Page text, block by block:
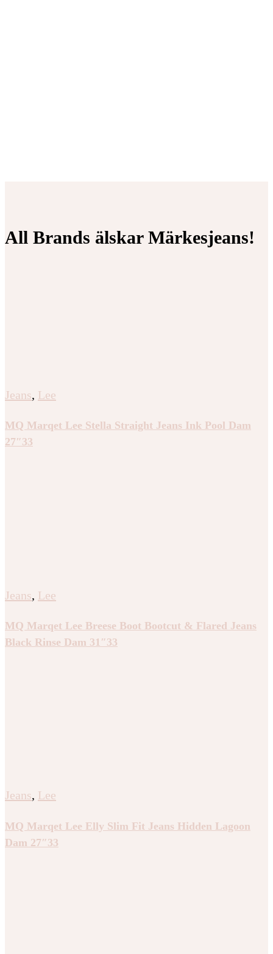
All Brands älskar Märkesjeans!
Jeans, Lee
MQ Marqet Lee Stella Straight Jeans Ink Pool Dam
27″33
Jeans, Lee
MQ Marqet Lee Breese Boot Bootcut & Flared Jeans
Black Rinse Dam 31″33
Jeans, Lee
MQ Marqet Lee Elly Slim Fit Jeans Hidden Lagoon
Dam 27″33